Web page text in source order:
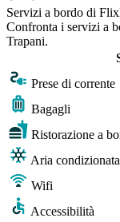
Servizi a bordo di
Confronta i servizi a
Trapani.
Prese di corrente
Bagagli
Ristorazione a
Aria condizionata
Wifi
Accessibilità